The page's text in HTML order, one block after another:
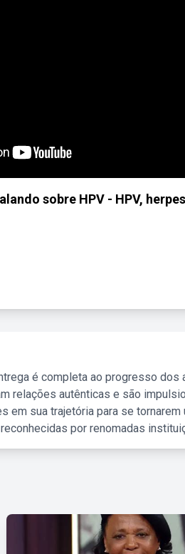
sobre HPV - HPV,
é completa ao progresso
relações autênticas e são
em sua trajetória para se
por renomadas